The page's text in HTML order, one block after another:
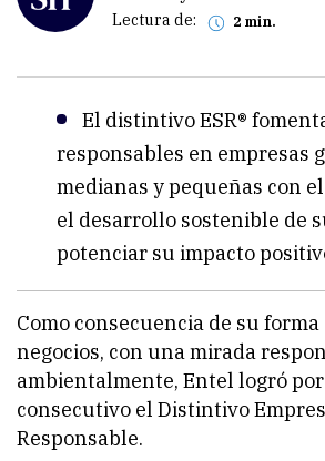
Lectura de: 2 min.
El distintivo ESR®
responsables en empresas
medianas y pequeñas con
el desarrollo sostenible de
potenciar su impacto
Como consecuencia de su
negocios, con una mirada
ambientalmente, Entel logró
consecutivo el Distintivo
Responsable.